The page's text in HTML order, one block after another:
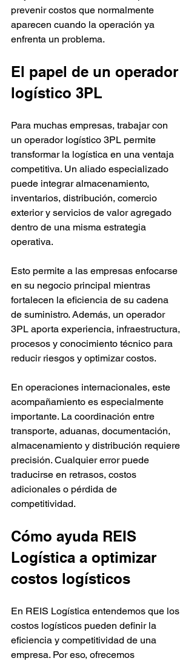
prevenir costos que normalmente
aparecen cuando la operación ya
enfrenta un problema.
El papel de un operador
logístico 3PL
Para muchas empresas, trabajar con
un operador logístico 3PL permite
transformar la logística en una ventaja
competitiva. Un aliado especializado
puede integrar almacenamiento,
inventarios, distribución, comercio
exterior y servicios de valor agregado
dentro de una misma estrategia
operativa.
Esto permite a las empresas enfocarse
en su negocio principal mientras
fortalecen la eficiencia de su cadena
de suministro. Además, un operador
3PL aporta experiencia, infraestructura,
procesos y conocimiento técnico para
reducir riesgos y optimizar costos.
En operaciones internacionales, este
acompañamiento es especialmente
importante. La coordinación entre
transporte, aduanas, documentación,
almacenamiento y distribución requiere
precisión. Cualquier error puede
traducirse en retrasos, costos
adicionales o pérdida de
competitividad.
Cómo ayuda REIS
Logística a optimizar
costos logísticos
En REIS Logística entendemos que los
costos logísticos pueden definir la
eficiencia y competitividad de una
empresa. Por eso, ofrecemos